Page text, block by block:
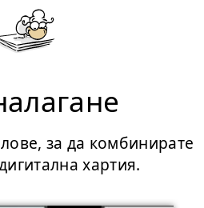
за да комбинирате
хартия.